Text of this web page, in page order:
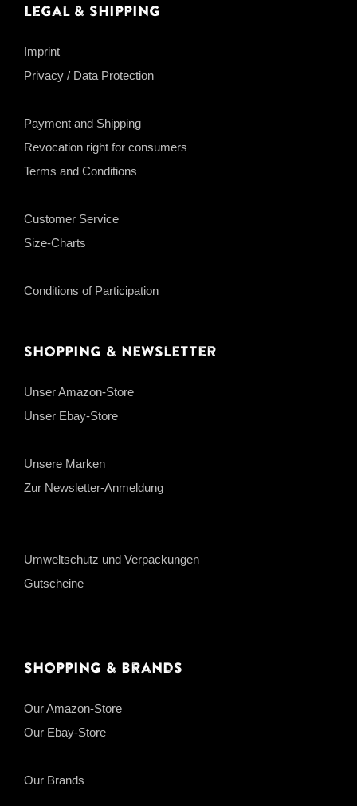
Legal & Shipping
Imprint
Privacy / Data Protection
Payment and Shipping
Revocation right for consumers
Terms and Conditions
Customer Service
Size-Charts
Conditions of Participation
Shopping & Newsletter
Unser Amazon-Store
Unser Ebay-Store
Unsere Marken
Zur Newsletter-Anmeldung
Umweltschutz und Verpackungen
Gutscheine
Shopping & Brands
Our Amazon-Store
Our Ebay-Store
Our Brands